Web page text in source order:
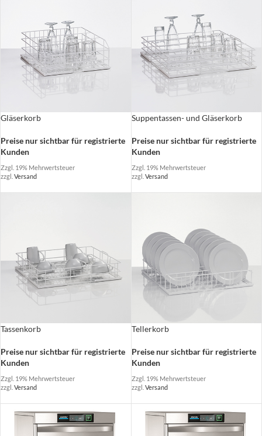
Gläserkorb
Preise nur sichtbar für registrierte
Kunden
Zzgl. 19% Mehrwertsteuer
zzgl. Versand
Suppentassen- und Gläserkorb
Preise nur sichtbar für registrierte
Kunden
Zzgl. 19% Mehrwertsteuer
zzgl. Versand
Tassenkorb
Preise nur sichtbar für registrierte
Kunden
Zzgl. 19% Mehrwertsteuer
zzgl. Versand
Tellerkorb
Preise nur sichtbar für registrierte
Kunden
Zzgl. 19% Mehrwertsteuer
zzgl. Versand